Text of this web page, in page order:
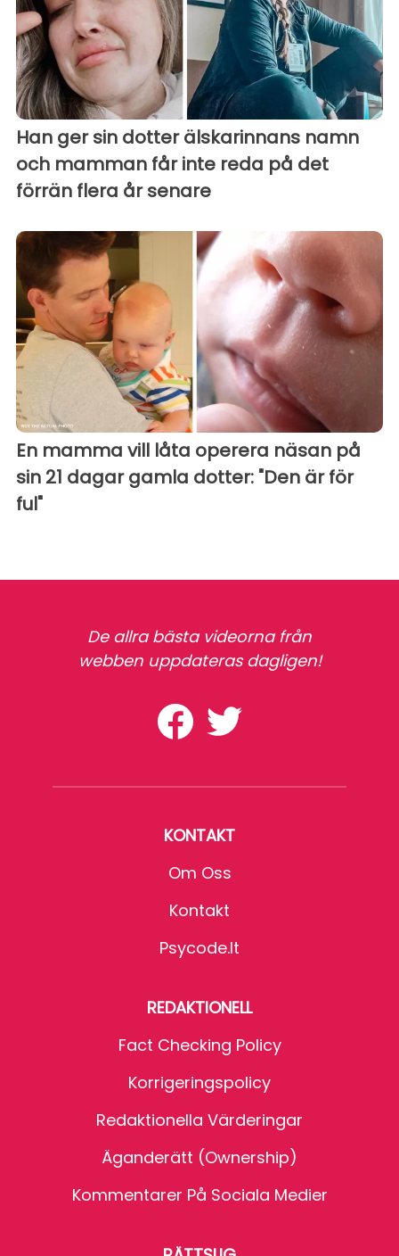
Han ger sin dotter älskarinnans namn
och mamman får inte reda på det
förrän flera år senare
En mamma vill låta operera näsan på
sin 21 dagar gamla dotter: "Den är för
ful"
De allra bästa videorna från
webben uppdateras dagligen!
KONTAKT
Om Oss
Kontakt
Psycode.it
REDAKTIONELL
Fact Checking Policy
Korrigeringspolicy
Redaktionella Värderingar
Äganderätt (Ownership)
Kommentarer På Sociala Medier